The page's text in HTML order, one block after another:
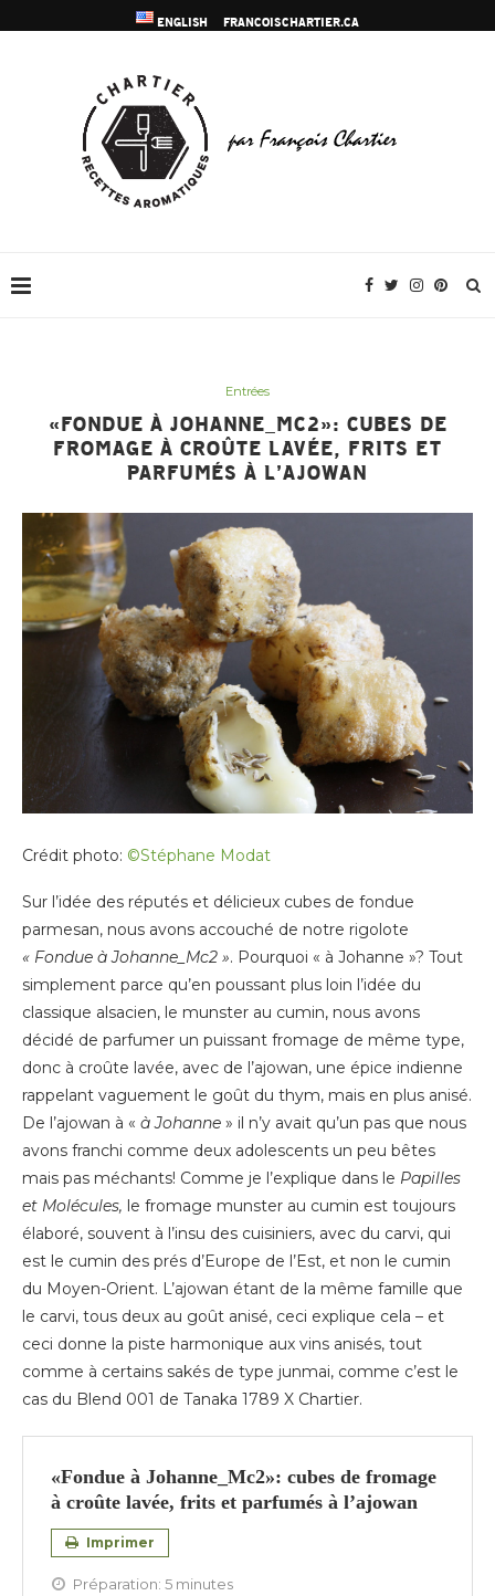
ENGLISH FRANCOISCHARTIER.CA
Entrées
«FONDUE À JOHANNE_MC2»: CUBES DE
FROMAGE À CROÛTE LAVÉE, FRITS ET
PARFUMÉS À L’AJOWAN
Crédit photo: ©Stéphane Modat
Sur l’idée des réputés et délicieux cubes de fondue
parmesan, nous avons accouché de notre rigolote
« Fondue à Johanne_Mc2 ». Pourquoi « à Johanne »? Tout
simplement parce qu’en poussant plus loin l’idée du
classique alsacien, le munster au cumin, nous avons
décidé de parfumer un puissant fromage de même type,
donc à croûte lavée, avec de l’ajowan, une épice indienne
rappelant vaguement le goût du thym, mais en plus anisé.
De l’ajowan à « à Johanne » il n’y avait qu’un pas que nous
avons franchi comme deux adolescents un peu bêtes
mais pas méchants! Comme je l’explique dans le Papilles
et Molécules, le fromage munster au cumin est toujours
élaboré, souvent à l’insu des cuisiniers, avec du carvi, qui
est le cumin des prés d’Europe de l’Est, et non le cumin
du Moyen-Orient. L’ajowan étant de la même famille que
le carvi, tous deux au goût anisé, ceci explique cela – et
ceci donne la piste harmonique aux vins anisés, tout
comme à certains sakés de type junmai, comme c’est le
cas du Blend 001 de Tanaka 1789 X Chartier.
«Fondue à Johanne_Mc2»: cubes de fromage
à croûte lavée, frits et parfumés à l’ajowan
Imprimer
Préparation: 5 minutes